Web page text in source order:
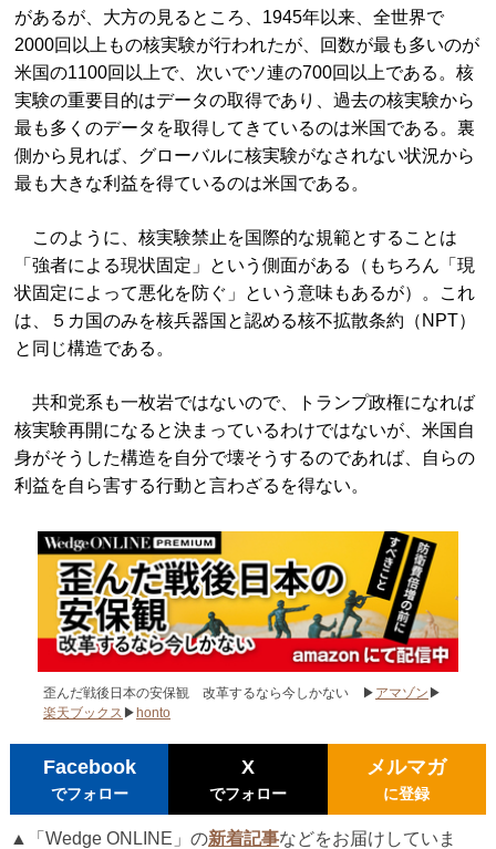
があるが、大方の見るところ、1945年以来、全世界で
2000回以上もの核実験が行われたが、回数が最も多いのが
米国の1100回以上で、次いでソ連の700回以上である。核
実験の重要目的はデータの取得であり、過去の核実験から
最も多くのデータを取得してきているのは米国である。裏
側から見れば、グローバルに核実験がなされない状況から
最も大きな利益を得ているのは米国である。
このように、核実験禁止を国際的な規範とすることは
「強者による現状固定」という側面がある（もちろん「現
状固定によって悪化を防ぐ」という意味もあるが）。これ
は、５カ国のみを核兵器国と認める核不拡散条約（NPT）
と同じ構造である。
共和党系も一枚岩ではないので、トランプ政権になれば
核実験再開になると決まっているわけではないが、米国自
身がそうした構造を自分で壊そうするのであれば、自らの
利益を自ら害する行動と言わざるを得ない。
歪んだ戦後日本の安保観 改革するなら今しかない ▶ アマゾン ▶
楽天ブックス ▶honto
Facebook
でフォロー
X
でフォロー
メルマガ
に登録
▲「Wedge ONLINE」の新着記事などをお届けしていま